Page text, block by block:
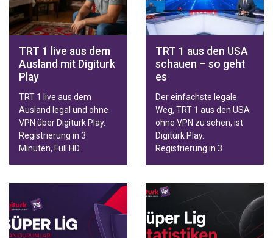
Sportpakete mit
schneller Aktivierung.
TRT 1 live aus dem
Ausland mit Digiturk
Play
TRT 1 live aus dem
Ausland legal und ohne
VPN über Digiturk Play.
Registrierung in 3
Minuten, Full HD.
TRT 1 aus den USA
schauen – so geht
es
Der einfachste legale
Weg, TRT 1 aus den USA
ohne VPN zu sehen, ist
Digitürk Play.
Registrierung in 3